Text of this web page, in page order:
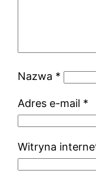
Nazwa *
Adres e-mail *
Witryna